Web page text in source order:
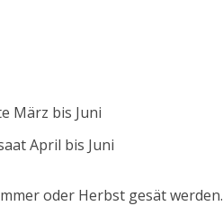
März bis Juni
April bis Juni
oder Herbst gesät werden.